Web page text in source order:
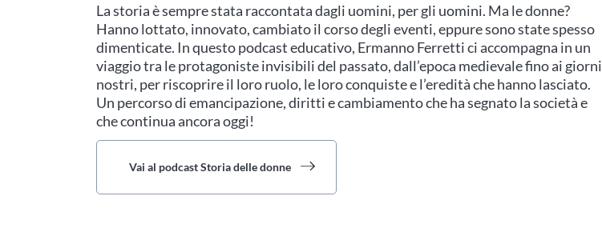
La storia è sempre stata raccontata dagli uomini, per gli uomini. Ma le donne?
Hanno lottato, innovato, cambiato il corso degli eventi, eppure sono state spesso
dimenticate. In questo podcast educativo, Ermanno Ferretti ci accompagna in un
viaggio tra le protagoniste invisibili del passato, dall’epoca medievale fino ai giorni
nostri, per riscoprire il loro ruolo, le loro conquiste e l’eredità che hanno lasciato.
Un percorso di emancipazione, diritti e cambiamento che ha segnato la società e
che continua ancora oggi!
Vai al podcast Storia delle donne